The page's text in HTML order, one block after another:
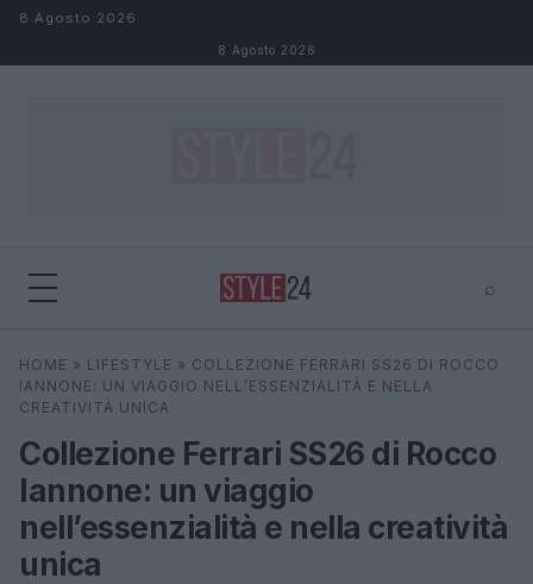
Salta al contenuto
8 Agosto 2026
8 Agosto 2026
⌕
Cerca ⌕ ×
HOME » LIFESTYLE » COLLEZIONE FERRARI SS26 DI ROCCO
IANNONE: UN VIAGGIO NELL’ESSENZIALITÀ E NELLA
CREATIVITÀ UNICA
Collezione Ferrari SS26 di Rocco
Iannone: un viaggio
nell’essenzialità e nella creatività
unica